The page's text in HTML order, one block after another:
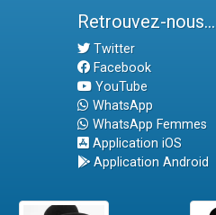
Retrouvez-nous...
Twitter
Facebook
YouTube
WhatsApp
WhatsApp Femmes
Application iOS
Application Android